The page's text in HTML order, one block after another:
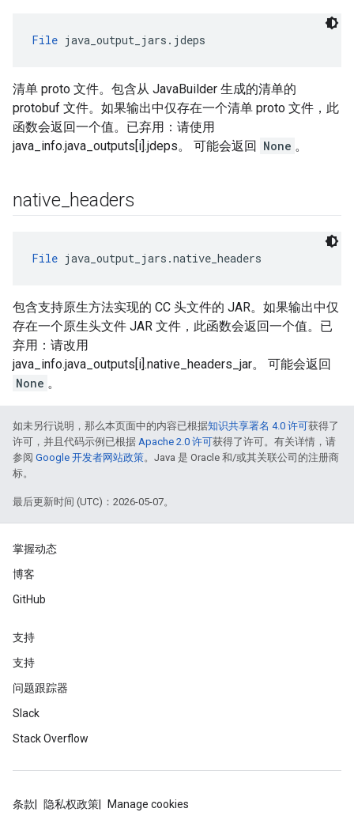
File java_output_jars.jdeps
清单 proto 文件。包含从 JavaBuilder 生成的清单的
protobuf 文件。如果输出中仅存在一个清单 proto 文件，此
函数会返回一个值。已弃用：请使用
java_info.java_outputs[i].jdeps。 可能会返回 None 。
native headers
File java_output_jars.native_headers
包含支持原生方法实现的 CC 头文件的 JAR。如果输出中仅
存在一个原生头文件 JAR 文件，此函数会返回一个值。已
弃用：请改用
java_info.java_outputs[i].native_headers_jar。 可能会返回
None 。
如未另行说明，那么本页面中的内容已根据知识共享署名 4.0 许可获得了
许可，并且代码示例已根据 Apache 2.0 许可获得了许可。有关详情，请
参阅 Google 开发者网站政策。Java 是 Oracle 和/或其关联公司的注册商
标。
最后更新时间 (UTC)：2026-05-07。
掌握动态
博客
GitHub
支持
支持
问题跟踪器
Slack
Stack Overflow
条款 隐私权政策 Manage cookies